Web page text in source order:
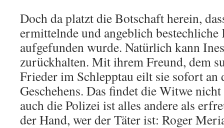
Doch da platzt die Botschaft herein,
ermittelnde und angeblich
aufgefunden wurde. Natürlich kann
zurückhalten. Mit ihrem Freund, dem
Frieder im Schlepptau eilt sie sofort an
Geschehens. Das findet die Witwe
auch die Polizei ist alles andere als
der Hand, wer der Täter ist: Roger